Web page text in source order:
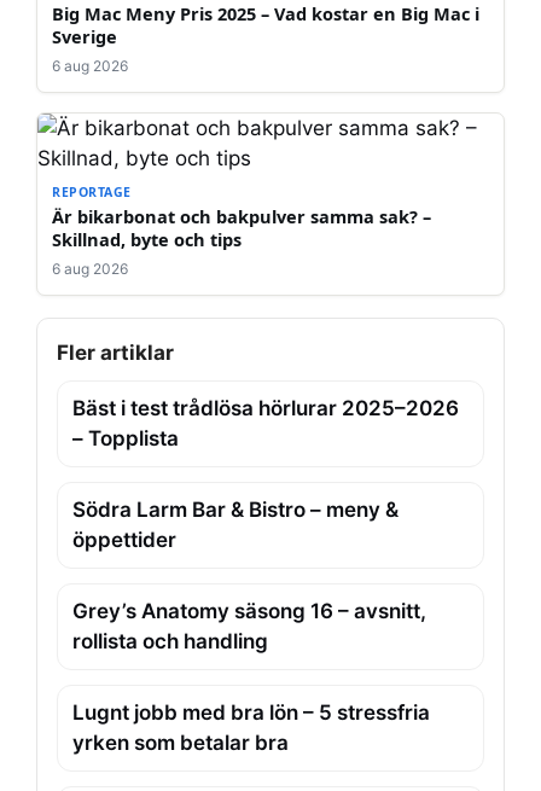
Big Mac Meny Pris 2025 – Vad kostar en Big Mac i
Sverige
6 aug 2026
REPORTAGE
Är bikarbonat och bakpulver samma sak? –
Skillnad, byte och tips
6 aug 2026
Fler artiklar
Bäst i test trådlösa hörlurar 2025–2026
– Topplista
Södra Larm Bar & Bistro – meny &
öppettider
Grey’s Anatomy säsong 16 – avsnitt,
rollista och handling
Lugnt jobb med bra lön – 5 stressfria
yrken som betalar bra